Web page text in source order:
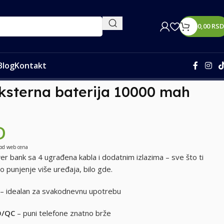
0,00RSD
Kontakt
baterija 10000 mah
web cena
bank sa 4 ugrađena kabla i dodatnim izlazima – sve što ti
punjenje više uređaja, bilo gde.
– idealan za svakodnevnu upotrebu
QC– puni telefone znatno brže